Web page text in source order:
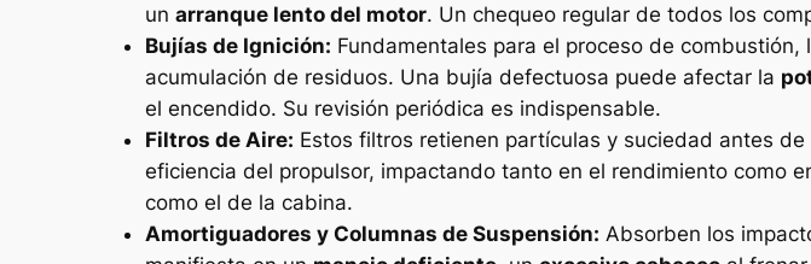
un arranque lento del motor. Un chequeo regular de todos los
Bujías de Ignición: Fundamentales para el proceso de
acumulación de residuos. Una bujía defectuosa puede afectar la
el encendido. Su revisión periódica es indispensable.
Filtros de Aire: Estos filtros retienen partículas y suciedad antes
eficiencia del propulsor, impactando tanto en el rendimiento como
como el de la cabina.
Amortiguadores y Columnas de Suspensión: Absorben los